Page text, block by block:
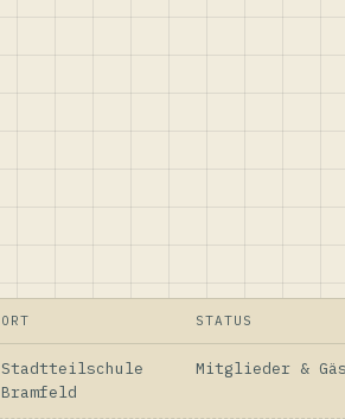
ORT STATUS
Stadtteilschule
Bramfeld
Mitglieder &